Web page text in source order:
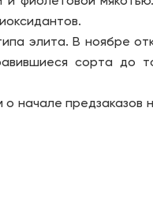
элита. В ноябре
сорта до
начале предзаказов